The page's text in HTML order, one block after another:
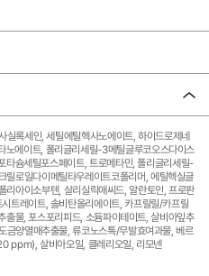
록세인, 세틸에틸헥사노에이트, 하이드로제네
노에이트, 폴리글리세릴-3메틸글루코오스다이스
슘세틸포스페이트, 트로메타민, 폴리글리세릴-
로일다이메틸타우레이트코폴리머, 에틸헥실글
아이소부텐, 살리실릭애씨드, 알란토인, 프로판
트레이트, 솔비탄올리에이트, 카프릴릴/카프릴
물, 포스포리피드, 소듐파이테이트, 살비아잎추
금양열매추출물, 류코노스톡/무발효여과물, 베르
ppm), 살비아오일, 클레리오일, 리모넨